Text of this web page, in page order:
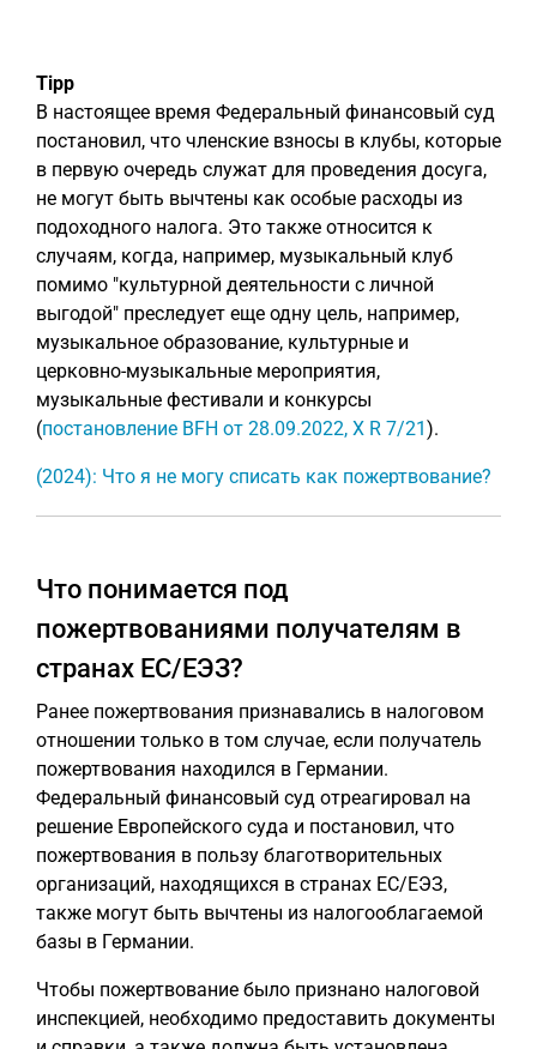
Tipp
В настоящее время Федеральный финансовый суд
постановил, что членские взносы в клубы, которые
в первую очередь служат для проведения досуга,
не могут быть вычтены как особые расходы из
подоходного налога. Это также относится к
случаям, когда, например, музыкальный клуб
помимо "культурной деятельности с личной
выгодой" преследует еще одну цель, например,
музыкальное образование, культурные и
церковно-музыкальные мероприятия,
музыкальные фестивали и конкурсы
(постановление BFH от 28.09.2022, X R 7/21).
(2024): Что я не могу списать как пожертвование?
Что понимается под
пожертвованиями получателям в
странах ЕС/ЕЭЗ?
Ранее пожертвования признавались в налоговом
отношении только в том случае, если получатель
пожертвования находился в Германии.
Федеральный финансовый суд отреагировал на
решение Европейского суда и постановил, что
пожертвования в пользу благотворительных
организаций, находящихся в странах ЕС/ЕЭЗ,
также могут быть вычтены из налогооблагаемой
базы в Германии.
Чтобы пожертвование было признано налоговой
инспекцией, необходимо предоставить документы